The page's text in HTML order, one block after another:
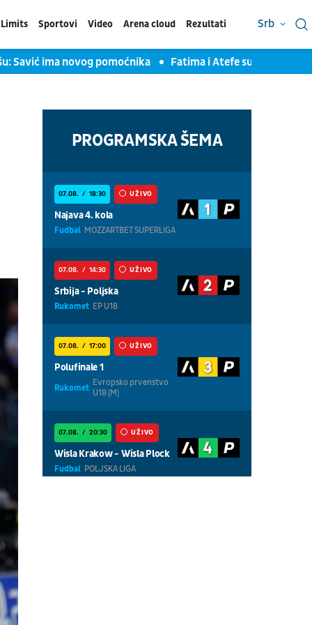
Limits Sportovi Video Arena cloud Rezultati Srb
novog pomoćnika Fatima i Atefe su konačno
PROGRAMSKA ŠEMA
07.08. 18:30 UŽIVO
Najava 4. kola
Fudbal MOZZARTBET SUPERLIGA
07.08. 14:30 UŽIVO
Srbija - Poljska
Rukomet EP U18
07.08. 17:00 UŽIVO
Polufinale 1
Rukomet Evropsko prvenstvo
U18 (M)
07.08. 20:30 UŽIVO
Wisla Krakow - Wisla Plock
Fudbal POLJSKA LIGA